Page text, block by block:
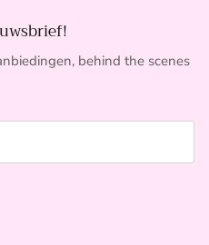
behind the scenes